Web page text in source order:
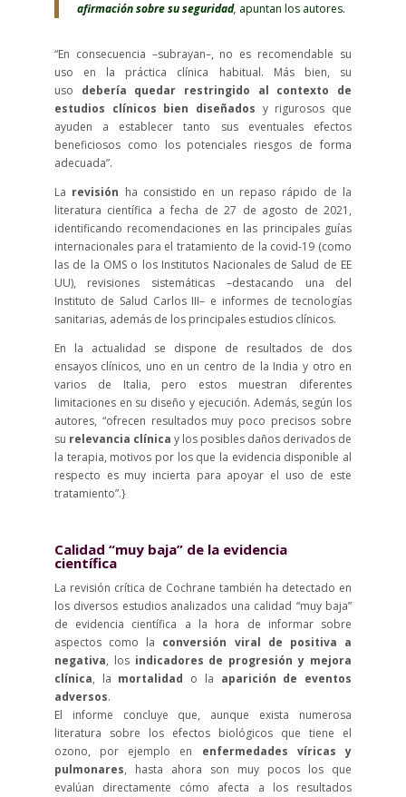
afirmación sobre su seguridad, apuntan los autores.
“En consecuencia –subrayan–, no es recomendable su
uso en la práctica clínica habitual. Más bien, su
uso debería quedar restringido al contexto de
estudios clínicos bien diseñados y rigurosos que
ayuden a establecer tanto sus eventuales efectos
beneficiosos como los potenciales riesgos de forma
adecuada”.
La revisión ha consistido en un repaso rápido de la
literatura científica a fecha de 27 de agosto de 2021,
identificando recomendaciones en las principales guías
internacionales para el tratamiento de la covid-19 (como
las de la OMS o los Institutos Nacionales de Salud de EE
UU), revisiones sistemáticas –destacando una del
Instituto de Salud Carlos III– e informes de tecnologías
sanitarias, además de los principales estudios clínicos.
En la actualidad se dispone de resultados de dos
ensayos clínicos, uno en un centro de la India y otro en
varios de Italia, pero estos muestran diferentes
limitaciones en su diseño y ejecución. Además, según los
autores, “ofrecen resultados muy poco precisos sobre
su relevancia clínica y los posibles daños derivados de
la terapia, motivos por los que la evidencia disponible al
respecto es muy incierta para apoyar el uso de este
tratamiento”.}
Calidad “muy baja” de la evidencia
científica
La revisión crítica de Cochrane también ha detectado en
los diversos estudios analizados una calidad “muy baja”
de evidencia científica a la hora de informar sobre
aspectos como la conversión viral de positiva a
negativa, los indicadores de progresión y mejora
clínica, la mortalidad o la aparición de eventos
adversos.
El informe concluye que, aunque exista numerosa
literatura sobre los efectos biológicos que tiene el
ozono, por ejemplo en enfermedades víricas y
pulmonares, hasta ahora son muy pocos los que
evalúan directamente cómo afecta a los resultados